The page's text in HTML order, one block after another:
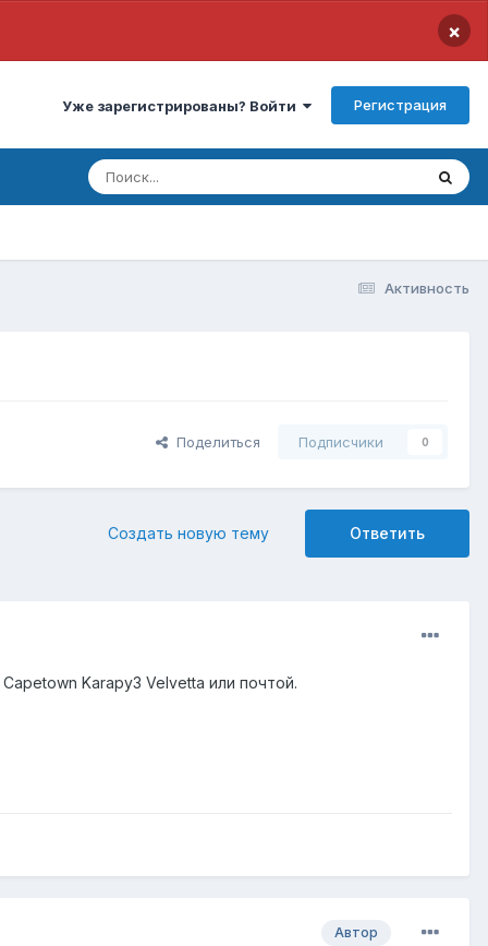
×
Уже зарегистрированы? Войти Регистрация
Активность
Поделиться Подписчики 0
Ответить
Создать новую тему
Karapy3 Velvetta или почтой.
Автор